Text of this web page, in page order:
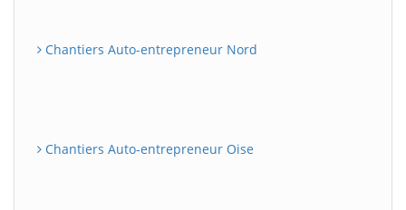
Chantiers Auto-entrepreneur Nord
Chantiers Auto-entrepreneur Oise